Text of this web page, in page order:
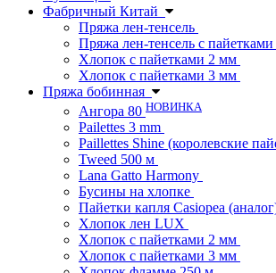
Фабричный Китай
Пряжа лен-тенсель
Пряжа лен-тенсель с пайетками
Хлопок с пайетками 2 мм
Хлопок с пайетками 3 мм
Пряжа бобинная
Ангора 80 НОВИНКА
Pailettes 3 mm
Paillettes Shine (королевские
Tweed 500 м
Lana Gatto Harmony
Бусины на хлопке
Пайетки капля Casiopea
Хлопок лен LUX
Хлопок с пайетками 2 мм
Хлопок с пайетками 3 мм